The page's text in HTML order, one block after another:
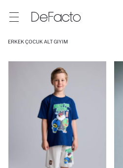
ERKEK ÇOCUK ALT GIYIM